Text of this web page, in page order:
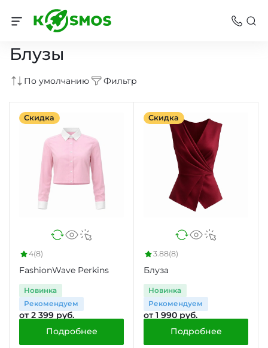
Женская одежда
Блузы
По умолчанию Фильтр
Скидка
4(8)
FashionWave Perkins
Новинка
Рекомендуем
от 2 399 руб.
Подробнее
Скидка
3.88(8)
Блуза
Новинка
Рекомендуем
от 1 990 руб.
Подробнее